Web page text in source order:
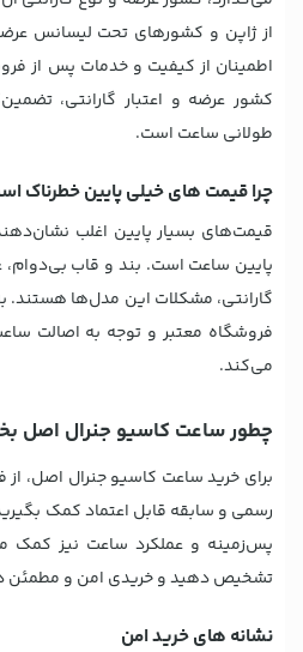
از ژاپن و کشورهای تحت لیسانس
اطمینان از کیفیت و خدمات پس از
کشور عرضه و اعتبار گارانتی،
طولانی ساعت است.
چرا قیمت های خیلی پایین خطرناک
قیمت‌های بسیار پایین اغلب
پایین ساعت است. بند و قاب
گارانتی، مشکلات این مدل‌ها هستند.
فروشگاه معتبر و توجه به اصالت
می‌کند.
چطور ساعت کاسیو جنرال اصل
برای خرید ساعت کاسیو جنرال اصل، از
رسمی و سابقه قابل اعتماد کمک
پس‌زمینه و عملکرد ساعت نیز کمک
تشخیص دهید و خریدی امن و مطمئن
نشانه های خرید امن